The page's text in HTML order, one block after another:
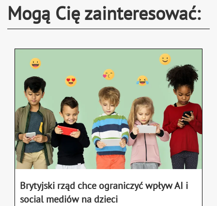
Mogą Cię zainteresować:
Brytyjski rząd chce ograniczyć wpływ AI i
social mediów na dzieci